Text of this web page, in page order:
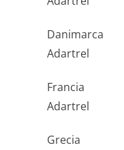
Danimarca
Adartrel
Francia
Adartrel
Grecia